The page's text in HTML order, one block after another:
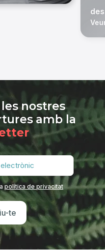
nostres
amb la
política de privacitat